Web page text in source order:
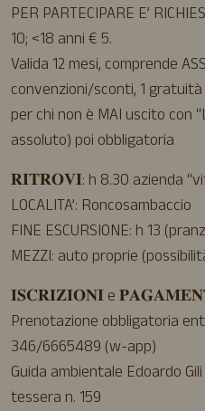
PER PARTECIPARE E’
10; <18 anni € 5.
Valida 12 mesi, comprende
convenzioni/sconti, 1
per chi non è MAI uscito con
assoluto) poi obbligatoria
𝐑𝐈𝐓𝐑𝐎𝐕𝐈: h 8.30 azienda
LOCALITA’: Roncosambaccio
FINE ESCURSIONE: h 13
MEZZI: auto proprie
𝐈𝐒𝐂𝐑𝐈𝐙𝐈𝐎𝐍𝐈 e
Prenotazione obbligatoria
346/6665489 (w-app)
Guida ambientale Edoardo
tessera n. 159